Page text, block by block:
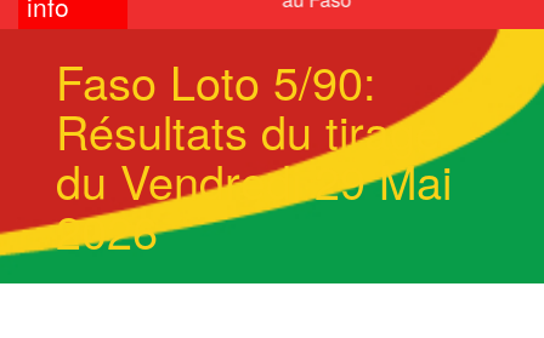
Faso Loto 5/90:
Résultats du tirage
du Vendredi 29 Mai
2026